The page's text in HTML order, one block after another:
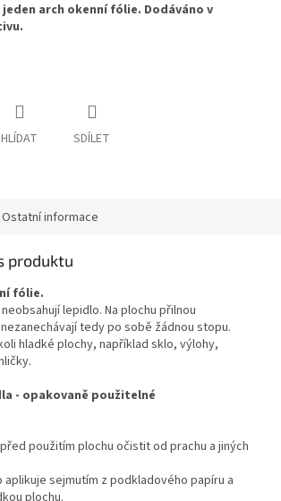
jeden arch okenní fólie. Dodáváno v
HLÍDAT SDÍLET
Ostatní informace
produktu
fólie.
lepidlo. Na plochu přilnou
tedy po sobě žádnou stopu.
hladké plochy, například sklo, výlohy,
- opakovaně použitelné
použitím plochu očistit od prachu a jiných
aplikuje sejmutím z podkladového papíru a